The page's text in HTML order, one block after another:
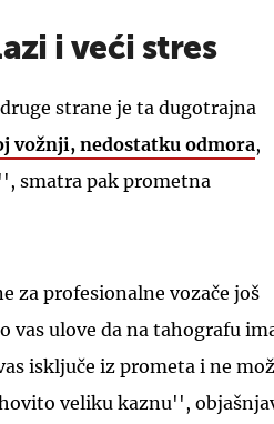
i veći stres
strane je ta dugotrajna
vožnji, nedostatku odmora,
smatra pak prometna
za profesionalne vozače još
vas ulove da na tahografu
isključe iz prometa i ne
veliku kaznu'',